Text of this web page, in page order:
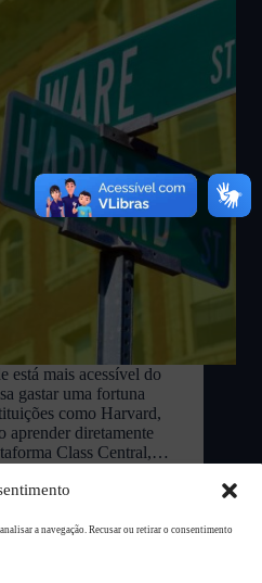
a navegação. Recusar ou retirar o consentimento
está mais acessível do
gastar uma fortuna
como Harvard,
aprender diretamente
Class Central,…